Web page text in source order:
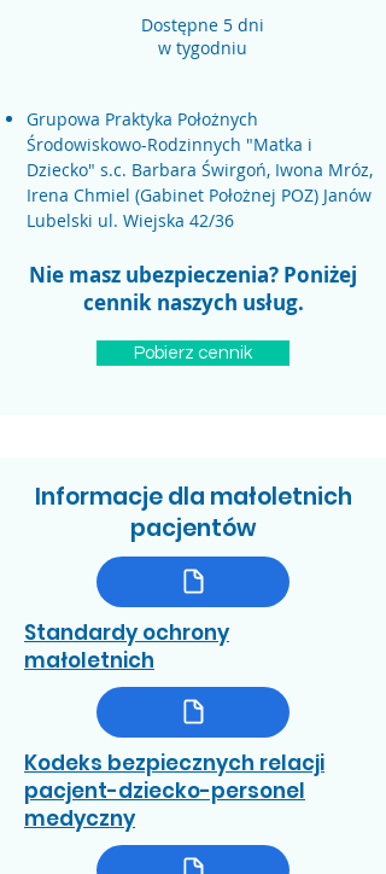
Grupowa Praktyka Położnych
Środowiskowo-Rodzinnych "Matka i
Dziecko" s.c. Barbara Świrgoń, Iwona Mróz,
Irena Chmiel (Gabinet Położnej POZ) Janów
Lubelski ul. Wiejska 42/36
Nie masz ubezpieczenia? Poniżej
cennik naszych usług.
Pobierz cennik
Dostępne 5 dni
w tygodniu
Informacje dla małoletnich
pacjentów
Standardy ochrony
małoletnich
Kodeks bezpiecznych relacji
pacjent-dziecko-personel
medyczny